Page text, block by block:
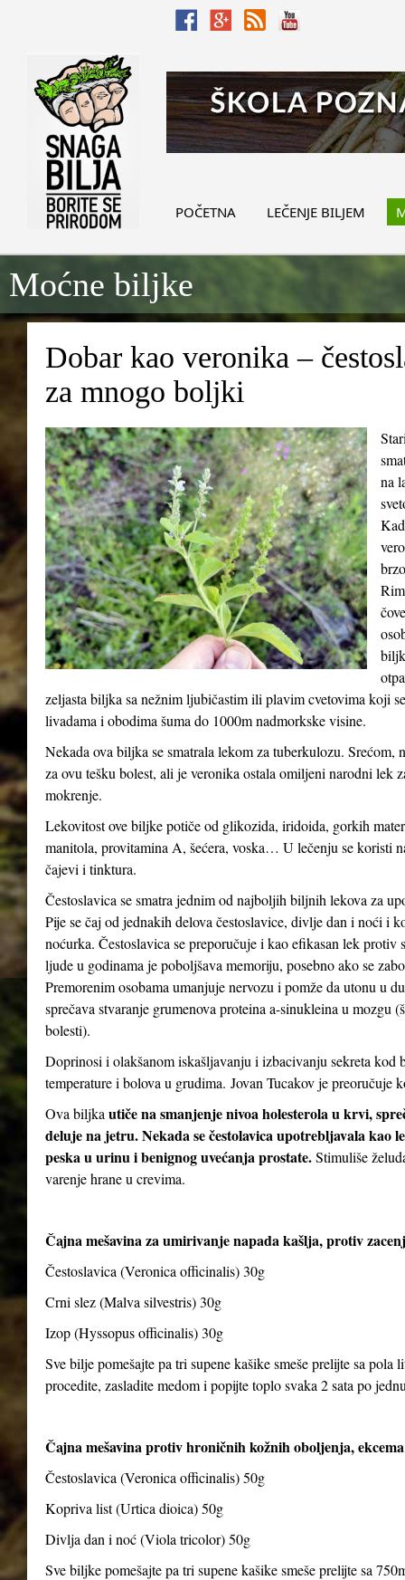
POČETNA LEČENJE BILJEM
Moćne biljke
Dobar kao veronika –
za mnogo boljki
na
zeljasta biljka sa nežnim ljubičastim ili plavim cvetovima koji
livadama i obodima šuma do 1000m nadmorkske visine.
Nekada ova biljka se smatrala lekom za tuberkulozu.
za ovu tešku bolest, ali je veronika ostala omiljeni narodni lek
mokrenje.
Lekovitost ove biljke potiče od glikozida, iridoida, gorkih
manitola, provitamina A, šećera, voska… U lečenju se koristi
čajevi i tinktura.
Čestoslavica se smatra jednim od najboljih biljnih lekova za
Pije se čaj od jednakih delova čestoslavice, divlje dan i noći i
noćurka. Čestoslavica se preporučuje i kao efikasan lek
ljude u godinama je poboljšava memoriju, posebno ako se
Premorenim osobama umanjuje nervozu i pomže da utonu u
sprečava stvaranje grumenova proteina a-sinukleina u mozgu
bolesti).
Doprinosi i olakšanom iskašljavanju i izbacivanju sekreta kod
temperature i bolova u grudima. Jovan Tucakov je preoručuje
Ova biljka utiče na smanjenje nivoa holesterola u krvi,
deluje na jetru. Nekada se čestolavica upotrebljavala kao
peska u urinu i benignog uvećanja prostate.Stimuliše
varenje hrane u crevima.
Čajna mešavina za umirivanje napada kašlja, protiv
Čestoslavica (Veronica officinalis) 30g
Crni slez (Malva silvestris) 30g
Izop (Hyssopus officinalis) 30g
Sve bilje pomešajte pa tri supene kašike smeše prelijte sa
procedite, zasladite medom i popijte toplo svaka 2 sata po
Čajna mešavina protiv hroničnih kožnih oboljenja,
Čestoslavica (Veronica officinalis) 50g
Kopriva list (Urtica dioica) 50g
Divlja dan i noć (Viola tricolor) 50g
Sve biljke pomešajte pa tri supene kašike smeše prelijte sa